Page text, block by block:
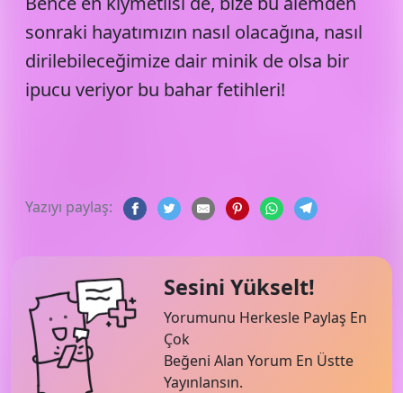
sonraki hayatımızın nasıl olacağına, nasıl
dirilebileceğimize dair minik de olsa bir
ipucu veriyor bu bahar fetihleri!
Yazıyı paylaş:
Sesini Yükselt!
Yorumunu Herkesle Paylaş En
Çok
Beğeni Alan Yorum En Üstte
Yayınlansın.